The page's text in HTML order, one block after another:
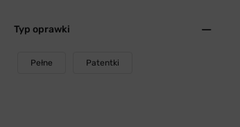
Typ oprawki
Pełne Patentki